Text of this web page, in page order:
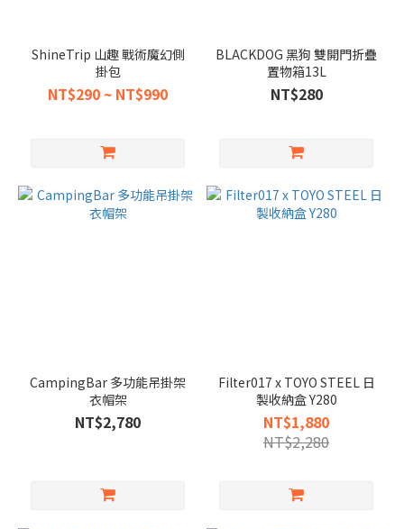
ShineTrip 山趣 戰術魔幻側
掛包
NT$290 ~ NT$990
BLACKDOG 黑狗 雙開門折疊
置物箱13L
NT$280
CampingBar 多功能吊掛架
衣帽架
NT$2,780
Filter017 x TOYO STEEL 日
製收納盒 Y280
NT$1,880
NT$2,280